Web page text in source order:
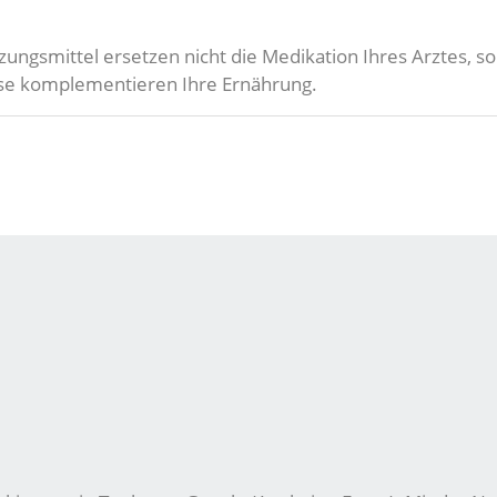
ersetzen nicht die Medikation Ihres Arztes,
komplementieren Ihre Ernährung.